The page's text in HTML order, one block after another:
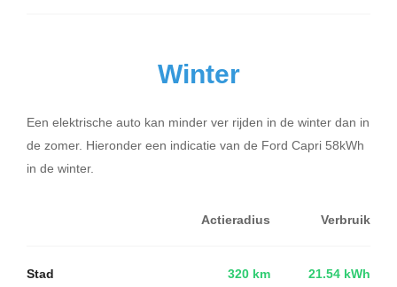
Winter
Een elektrische auto kan minder ver rijden in de winter dan in
de zomer. Hieronder een indicatie van de Ford Capri 58kWh
in de winter.
Actieradius Verbruik
Stad 320 km 21.54 kWh